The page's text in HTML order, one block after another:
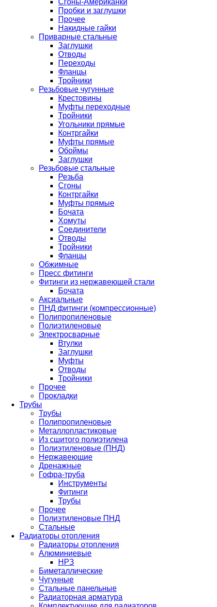
Сгоны-Американки
Пробки и заглушки
Прочее
Накидные гайки
Приварные стальные
Заглушки
Отводы
Переходы
Фланцы
Тройники
Резьбовые чугунные
Крестовины
Муфты переходные
Тройники
Угольники прямые
Контргайки
Муфты прямые
Обоймы
Заглушки
Резьбовые стальные
Резьба
Сгоны
Контргайки
Муфты прямые
Бочата
Хомуты
Соединители
Отводы
Тройники
Фланцы
Обжимные
Пресс фитинги
Фитинги из нержавеющей стали
Бочата
Аксиальные
ПНД фитинги (компрессионные)
Полипропиленовые
Полиэтиленовые
Электросварные
Втулки
Заглушки
Муфты
Отводы
Тройники
Прочее
Прокладки
Трубы
Трубы
Полипропиленовые
Металлопластиковые
Из сшитого полиэтилена
Полиэтиленовые (ПНД)
Нержавеющие
Дренажные
Гофра-труба
Инструменты
Фитинги
Трубы
Прочее
Полиэтиленовые ПНД
Стальные
Радиаторы отопления
Радиаторы отопления
Алюминиевые
НРЗ
Биметаллические
Чугунные
Стальные панельные
Радиаторная арматура